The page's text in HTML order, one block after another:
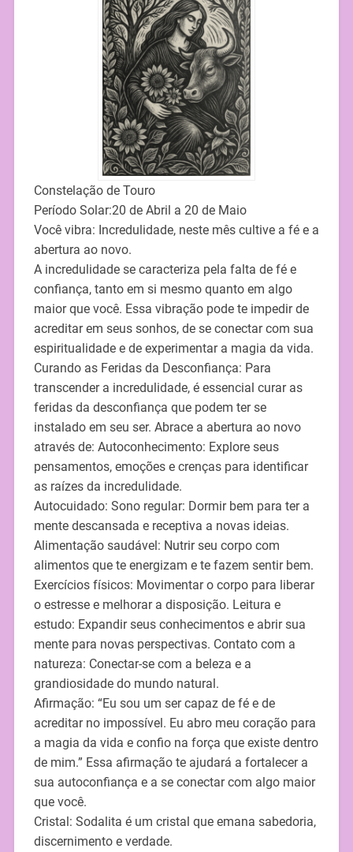
Constelação de Touro
Período Solar:20 de Abril a 20 de Maio
Você vibra: Incredulidade, neste mês cultive a fé e a
abertura ao novo.
A incredulidade se caracteriza pela falta de fé e
confiança, tanto em si mesmo quanto em algo
maior que você. Essa vibração pode te impedir de
acreditar em seus sonhos, de se conectar com sua
espiritualidade e de experimentar a magia da vida.
Curando as Feridas da Desconfiança: Para
transcender a incredulidade, é essencial curar as
feridas da desconfiança que podem ter se
instalado em seu ser. Abrace a abertura ao novo
através de: Autoconhecimento: Explore seus
pensamentos, emoções e crenças para identificar
as raízes da incredulidade.
Autocuidado: Sono regular: Dormir bem para ter a
mente descansada e receptiva a novas ideias.
Alimentação saudável: Nutrir seu corpo com
alimentos que te energizam e te fazem sentir bem.
Exercícios físicos: Movimentar o corpo para liberar
o estresse e melhorar a disposição. Leitura e
estudo: Expandir seus conhecimentos e abrir sua
mente para novas perspectivas. Contato com a
natureza: Conectar-se com a beleza e a
grandiosidade do mundo natural.
Afirmação: “Eu sou um ser capaz de fé e de
acreditar no impossível. Eu abro meu coração para
a magia da vida e confio na força que existe dentro
de mim.” Essa afirmação te ajudará a fortalecer a
sua autoconfiança e a se conectar com algo maior
que você.
Cristal: Sodalita é um cristal que emana sabedoria,
discernimento e verdade.